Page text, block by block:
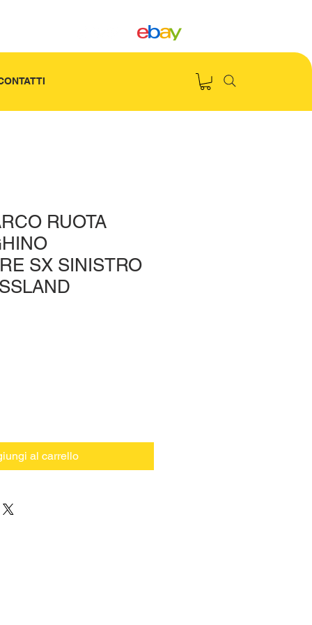
RUOTA
SX SINISTRO
al carrello